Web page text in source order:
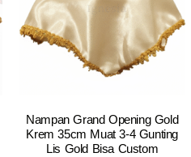
Nampan Grand Opening Gold
Krem 35cm Muat 3-4 Gunting
Lis Gold Bisa Custom